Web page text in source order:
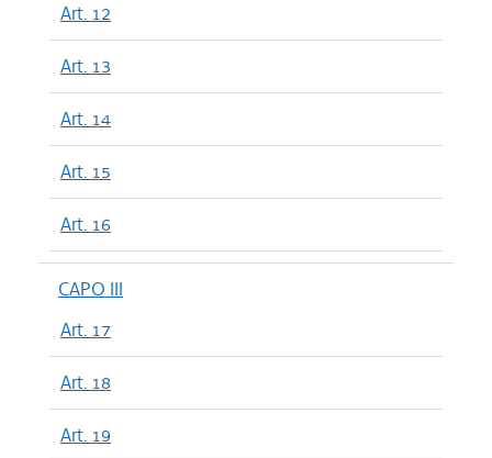
Art. 12
Art. 13
Art. 14
Art. 15
Art. 16
CAPO III
Art. 17
Art. 18
Art. 19